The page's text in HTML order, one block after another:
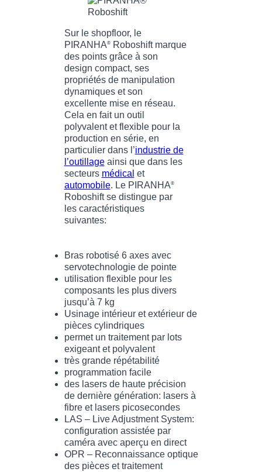
Sur le shopfloor, le
PIRANHA®Roboshift marque
des points grâce à son
design compact, ses
propriétés de manipulation
dynamiques et son
excellente mise en réseau.
Cela en fait un outil
polyvalent et flexible pour la
production en série, en
particulier dans l’industrie de
l’outillageainsi que dans les
secteurs médical et
automobile. Le PIRANHA®
Roboshift se distingue par
les caractéristiques
suivantes:
Bras robotisé 6 axes avec
servotechnologie de pointe
utilisation flexible pour les
composants les plus divers
jusqu’à 7 kg
Usinage intérieur et extérieur de
pièces cylindriques
permet un traitement par lots
exigeant et polyvalent
très grande répétabilité
programmation facile
des lasers de haute précision
de dernière génération: lasers à
fibre et lasers picosecondes
LAS – Live Adjustment System:
configuration assistée par
caméra avec aperçu en direct
OPR – Reconnaissance optique
des pièces et traitement